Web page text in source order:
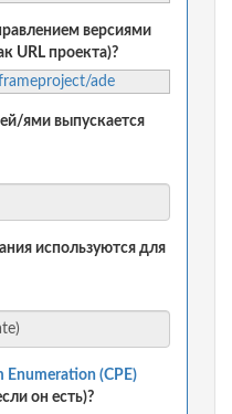
версиями
URL проекта)?
ade
ями выпускается
используются для
Enumeration (CPE)
он есть)?